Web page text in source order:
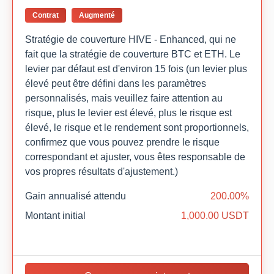
Contrat Augmenté
Stratégie de couverture HIVE - Enhanced, qui ne
fait que la stratégie de couverture BTC et ETH. Le
levier par défaut est d'environ 15 fois (un levier plus
élevé peut être défini dans les paramètres
personnalisés, mais veuillez faire attention au
risque, plus le levier est élevé, plus le risque est
élevé, le risque et le rendement sont proportionnels,
confirmez que vous pouvez prendre le risque
correspondant et ajuster, vous êtes responsable de
vos propres résultats d'ajustement.)
Gain annualisé attendu
200.00%
Montant initial
1,000.00 USDT